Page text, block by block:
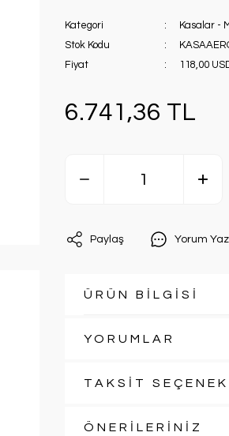
Kategori
Kasalar -
Stok Kodu
Fiyat
118,00
6.741,36 TL
Paylaş Yorum Yaz
ÜRÜN BİLGİSİ
YORUMLAR
TAKSİT
ÖNERİLERİNİZ